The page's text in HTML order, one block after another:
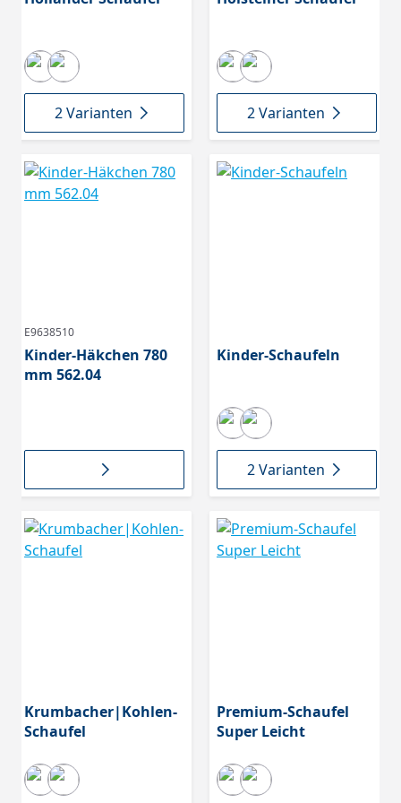
2 Varianten 2 Varianten
E9638510
Kinder-Häkchen 780
mm 562.04
Kinder-Schaufeln
2 Varianten
Krumbacher|Kohlen-
Schaufel
Premium-Schaufel
Super Leicht